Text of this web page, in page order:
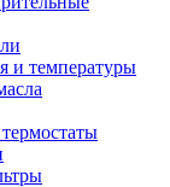
и температуры